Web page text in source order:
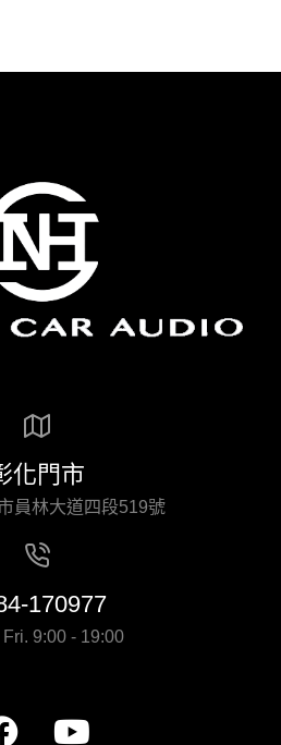
化門市
員林大道四段519號
170977
Fri. 9:00 - 19:00